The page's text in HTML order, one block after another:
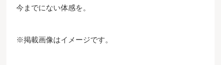
今までにない体感を。
※掲載画像はイメージです。